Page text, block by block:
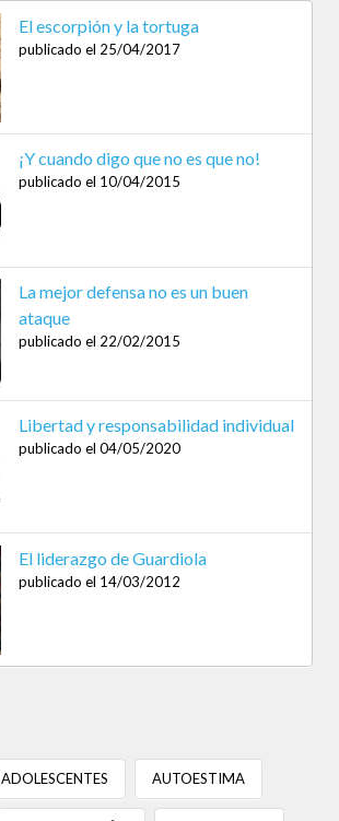
El escorpión y la tortuga
publicado el 25/04/2017
¡Y cuando digo que no es que no!
publicado el 10/04/2015
La mejor defensa no es un buen
ataque
publicado el 22/02/2015
Libertad y responsabilidad individual
publicado el 04/05/2020
El liderazgo de Guardiola
publicado el 14/03/2012
ADOLESCENTES AUTOESTIMA